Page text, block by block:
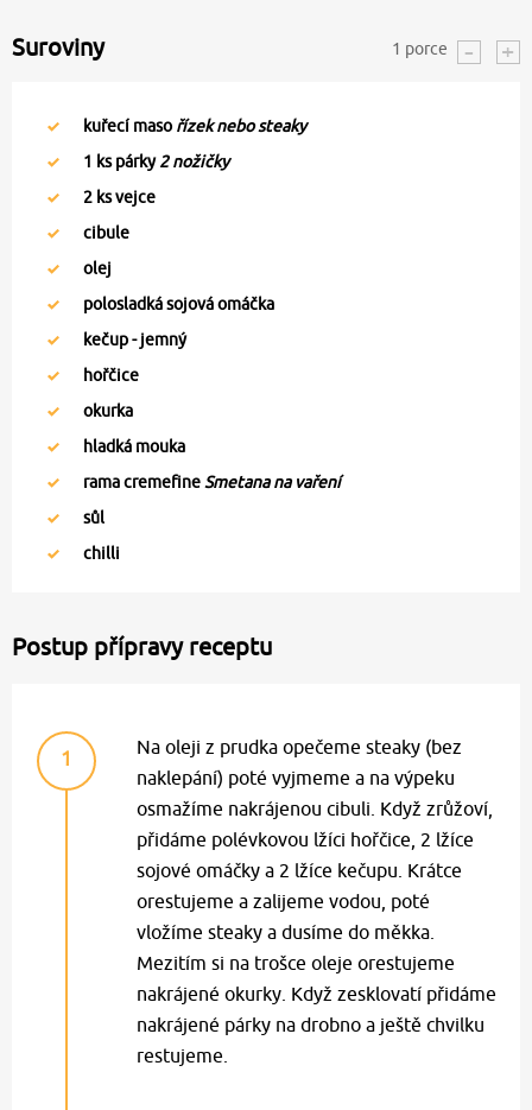
Suroviny 1 porce
kuřecí maso řízek nebo steaky
1 ks párky2 nožičky
2 ks vejce
cibule
olej
polosladká sojová omáčka
kečup - jemný
hořčice
okurka
hladká mouka
rama cremefine Smetana na vaření
sůl
chilli
Postup přípravy receptu
1
Na oleji z prudka opečeme steaky (bez
naklepání) poté vyjmeme a na výpeku
osmažíme nakrájenou cibuli. Když zrůžoví,
přidáme polévkovou lžíci hořčice, 2 lžíce
sojové omáčky a 2 lžíce kečupu. Krátce
orestujeme a zalijeme vodou, poté
vložíme steaky a dusíme do měkka.
Mezitím si na trošce oleje orestujeme
nakrájené okurky. Když zesklovatí přidáme
nakrájené párky na drobno a ještě chvilku
restujeme.